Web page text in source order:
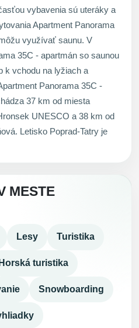
vybavenia sú uteráky a
Apartment Panorama
využívať saunu. V
35C - apartmán so saunou
k vchodu na lyžiach a
Panorama 35C -
37 km od miesta
UNESCO a 38 km od
Letisko Poprad-Tatry je
MESTE
Lesy Turistika
Horská turistika
Snowboarding